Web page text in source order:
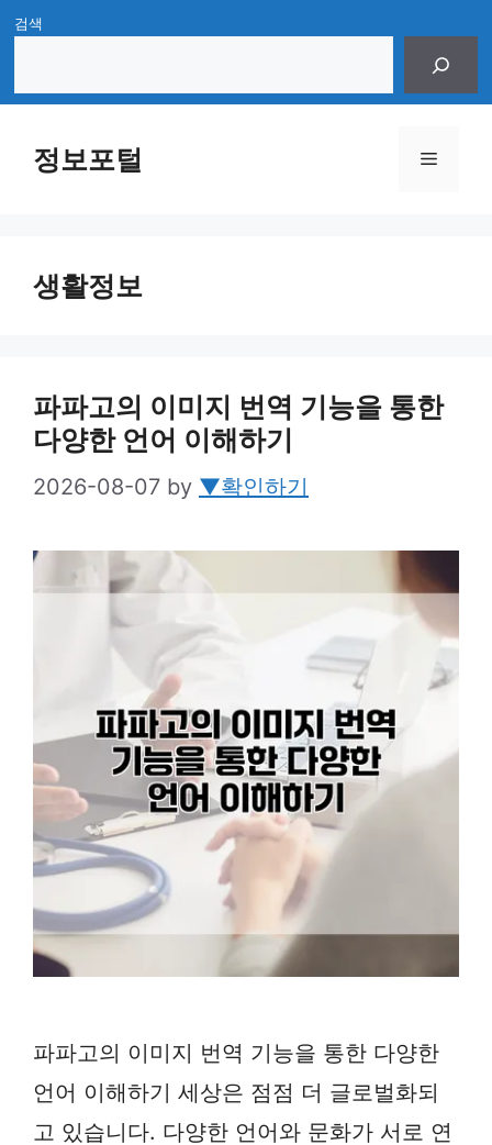
Skip
content
검색
정보포털 Menu
생활정보
파파고의 이미지 번역 기능을 통한
다양한 언어 이해하기
2026-08-07 by ▼확인하기
파파고의 이미지 번역 기능을 통한 다양한
언어 이해하기 세상은 점점 더 글로벌화되
고 있습니다. 다양한 언어와 문화가 서로 연